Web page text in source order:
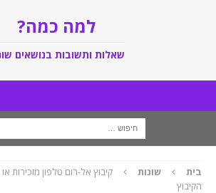
למה כמה?
שאלות ותשובות בנושאים
בית שונות
קיבוץ אל-רום טלפון מזכירות
הקיבוץ